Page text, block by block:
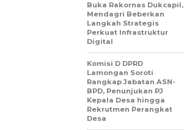
Buka Rakornas Dukcapil,
Mendagri Beberkan
Langkah Strategis
Perkuat Infrastruktur
Digital
Komisi D DPRD
Lamongan Soroti
Rangkap Jabatan ASN-
BPD, Penunjukan PJ
Kepala Desa hingga
Rekrutmen Perangkat
Desa